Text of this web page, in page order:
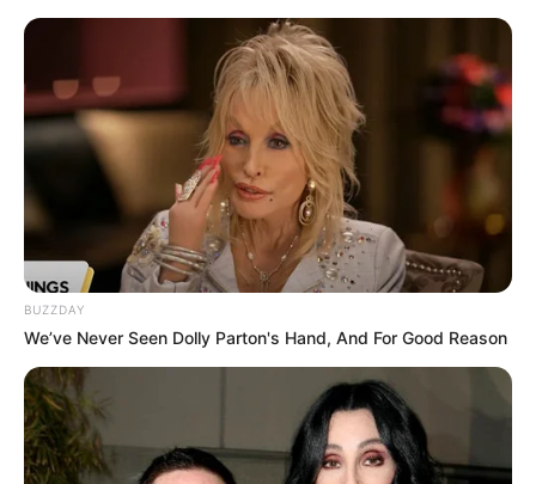
HOME
INSPIRASI
STYLE
FILM &
SERIES
NGAKAK
QUOTES
HYPE
MORE
BUZZDAY
We’ve Never Seen Dolly Parton's Hand, And For Good Reason